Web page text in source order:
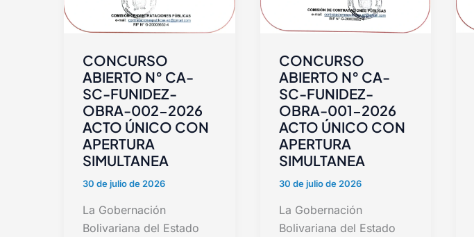
CONCURSO
ABIERTO N° CA-
SC-FUNIDEZ-
OBRA-002-2026
ACTO ÚNICO CON
APERTURA
SIMULTANEA
30 de julio de 2026
La Gobernación
Bolivariana del Estado
CONCURSO
ABIERTO N° CA-
SC-FUNIDEZ-
OBRA-001-2026
ACTO ÚNICO CON
APERTURA
SIMULTANEA
30 de julio de 2026
La Gobernación
Bolivariana del Estado